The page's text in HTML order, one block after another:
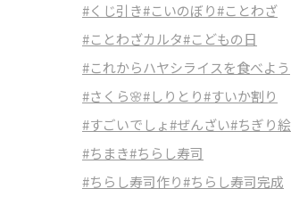
#くじ引き#こいのぼり#ことわざ
#ことわざカルタ#こどもの日
#これからハヤシライスを食べよう
#さくら🌸#しりとり#すいか割り
#すごいでしょ#ぜんざい#ちぎり絵
#ちまき#ちらし寿司
#ちらし寿司作り#ちらし寿司完成